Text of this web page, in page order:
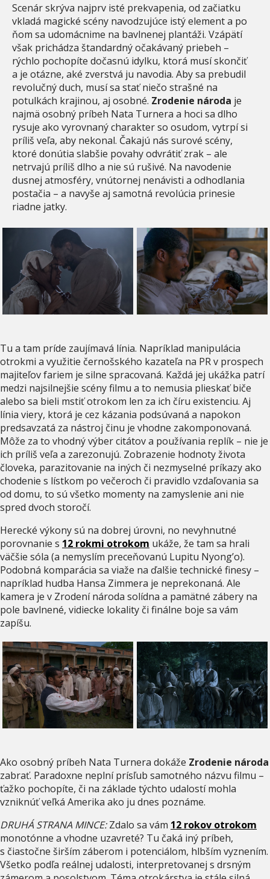
Scenár skrýva najprv isté prekvapenia, od začiatku
vkladá magické scény navodzujúce istý element a po
ňom sa udomácnime na bavlnenej plantáži. Vzápätí
však prichádza štandardný očakávaný priebeh –
rýchlo pochopíte dočasnú idylku, ktorá musí skončiť
a je otázne, aké zverstvá ju navodia. Aby sa prebudil
revolučný duch, musí sa stať niečo strašné na
potulkách krajinou, aj osobné. Zrodenie národa je
najmä osobný príbeh Nata Turnera a hoci sa dlho
rysuje ako vyrovnaný charakter so osudom, vytrpí si
príliš veľa, aby nekonal. Čakajú nás surové scény,
ktoré donútia slabšie povahy odvrátiť zrak – ale
netrvajú príliš dlho a nie sú rušivé. Na navodenie
dusnej atmosféry, vnútornej nenávisti a odhodlania
postačia – a navyše aj samotná revolúcia prinesie
riadne jatky.
Tu a tam príde zaujímavá línia. Napríklad manipulácia
otrokmi a využitie černošského kazateľa na PR v prospech
majiteľov fariem je silne spracovaná. Každá jej ukážka patrí
medzi najsilnejšie scény filmu a to nemusia plieskať biče
alebo sa bieli mstiť otrokom len za ich číru existenciu. Aj
línia viery, ktorá je cez kázania podsúvaná a napokon
predsavzatá za nástroj činu je vhodne zakomponovaná.
Môže za to vhodný výber citátov a používania replík – nie je
ich príliš veľa a zarezonujú. Zobrazenie hodnoty života
človeka, parazitovanie na iných či nezmyselné príkazy ako
chodenie s lístkom po večeroch či pravidlo vzdaľovania sa
od domu, to sú všetko momenty na zamyslenie ani nie
spred dvoch storočí.
Herecké výkony sú na dobrej úrovni, no nevyhnutné
porovnanie s 12 rokmi otrokom ukáže, že tam sa hrali
väčšie sóla (a nemyslím preceňovanú Lupitu Nyong’o).
Podobná komparácia sa viaže na ďalšie technické finesy –
napríklad hudba Hansa Zimmera je neprekonaná. Ale
kamera je v Zrodení národa solídna a pamätné zábery na
pole bavlnené, vidiecke lokality či finálne boje sa vám
zapíšu.
Ako osobný príbeh Nata Turnera dokáže Zrodenie národa
zabrať. Paradoxne neplní prísľub samotného názvu filmu –
ťažko pochopíte, či na základe týchto udalostí mohla
vzniknúť veľká Amerika ako ju dnes poznáme.
DRUHÁ STRANA MINCE:Zdalo sa vám 12 rokov otrokom
monotónne a vhodne uzavreté? Tu čaká iný príbeh,
s čiastočne širším záberom i potenciálom, hlbším vyznením.
Všetko podľa reálnej udalosti, interpretovanej s drsným